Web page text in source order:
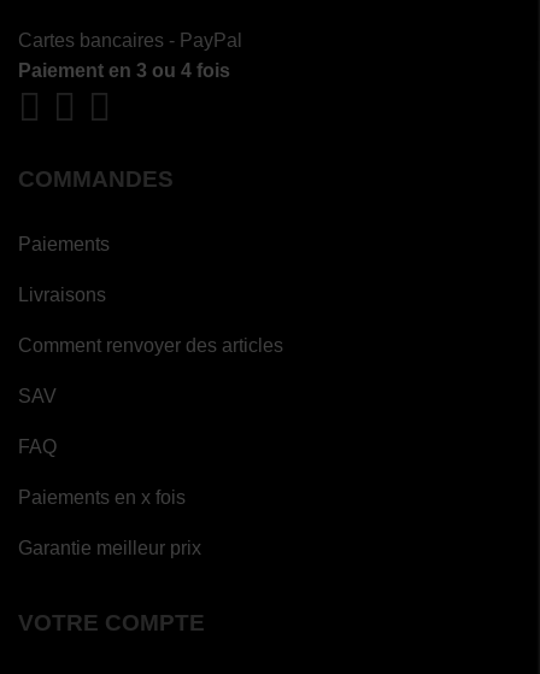
Cartes bancaires - PayPal
Paiement en 3 ou 4 fois
COMMANDES
Paiements
Livraisons
Comment renvoyer des articles
SAV
FAQ
Paiements en x fois
Garantie meilleur prix
VOTRE COMPTE